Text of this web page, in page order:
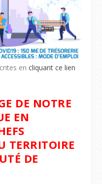
encliquant ce lien
DE NOTRE
EN
TERRITOIRE
DE